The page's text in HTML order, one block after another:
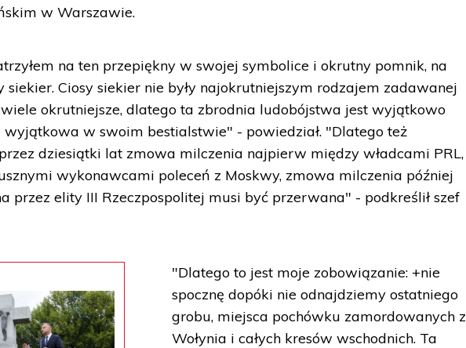
w Warszawie.
na ten przepiękny w swojej symbolice i okrutny pomnik, na
siekier. Ciosy siekier nie były najokrutniejszym rodzajem zadawanej
wiele okrutniejsze, dlatego ta zbrodnia ludobójstwa jest wyjątkowo
w swoim bestialstwie" - powiedział. "Dlatego też
dziesiątki lat zmowa milczenia najpierw między władcami PRL,
wykonawcami poleceń z Moskwy, zmowa milczenia później
przez elity III Rzeczpospolitej musi być przerwana" - podkreślił szef
"Dlatego to jest moje zobowiązanie: +nie
spocznę dopóki nie odnajdziemy ostatniego
grobu, miejsca pochówku zamordowanych z
Wołynia i całych kresów wschodnich. Ta